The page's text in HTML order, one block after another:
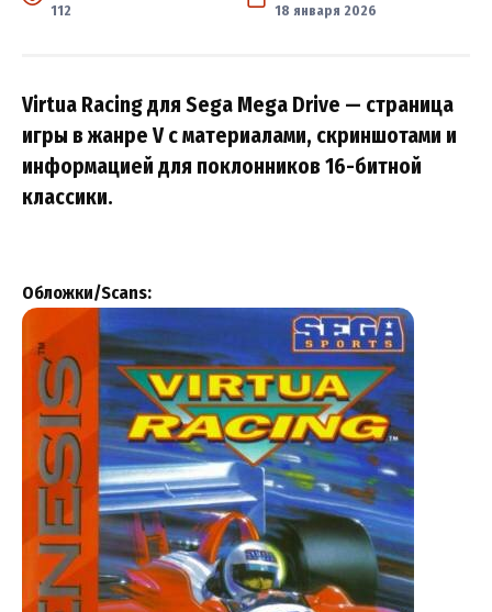
112 18 января 2026
Virtua Racing для Sega Mega Drive — страница
игры в жанре V с материалами, скриншотами и
информацией для поклонников 16-битной
классики.
Обложки/Scans: